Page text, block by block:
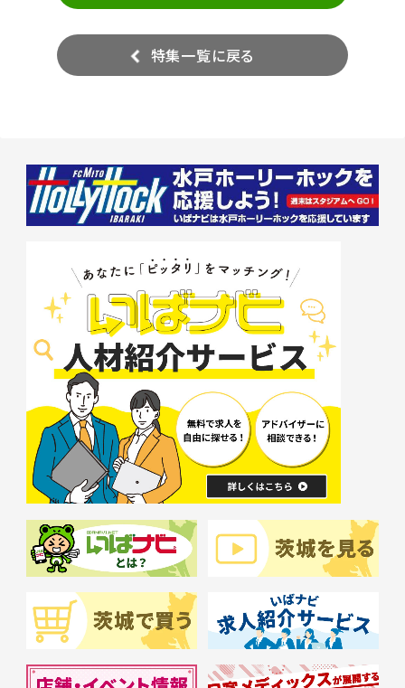
特集一覧に戻る